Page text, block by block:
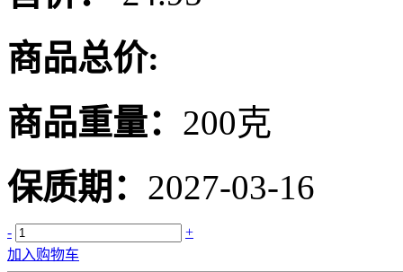
商品总价:
商品重量： 200克
保质期： 2027-03-16
-
+
加入购物车